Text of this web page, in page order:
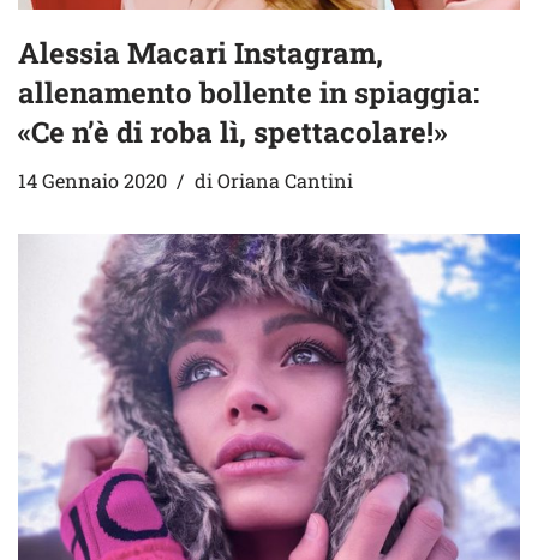
Alessia Macari Instagram,
allenamento bollente in spiaggia:
«Ce n’è di roba lì, spettacolare!»
14 Gennaio 2020 diOriana Cantini